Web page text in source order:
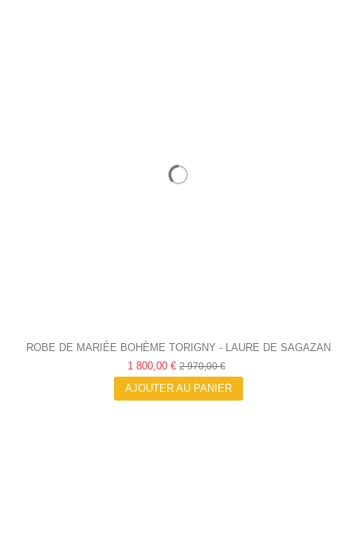
ROBE DE MARIÉE BOHÈME TORIGNY - LAURE DE SAGAZAN
1 800,00 € 2 970,00 €
AJOUTER AU PANIER